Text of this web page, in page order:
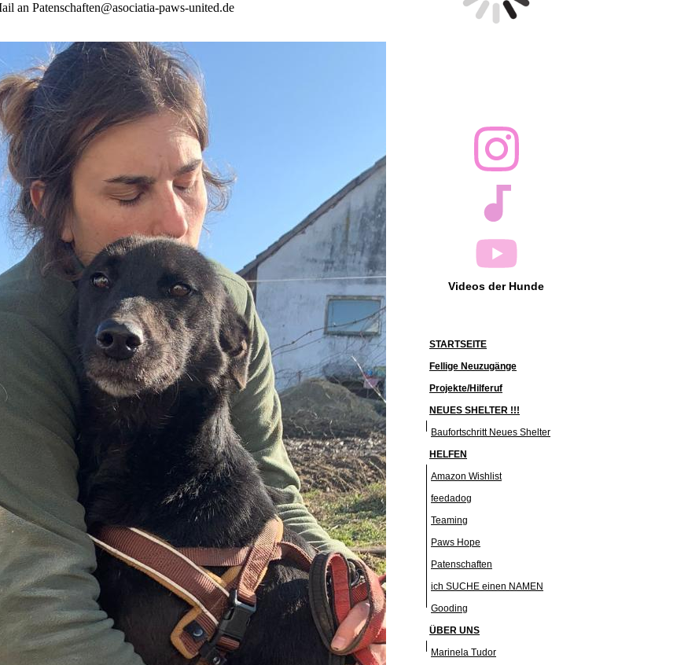
an Patenschaften@asociatia-paws-united.de
Videos der Hunde
STARTSEITE
Fellige Neuzugänge
Projekte/Hilferuf
NEUES SHELTER !!!
Baufortschritt Neues Shelter
HELFEN
Amazon Wishlist
feedadog
Teaming
Paws Hope
Patenschaften
ich SUCHE einen NAMEN
Gooding
ÜBER UNS
Marinela Tudor